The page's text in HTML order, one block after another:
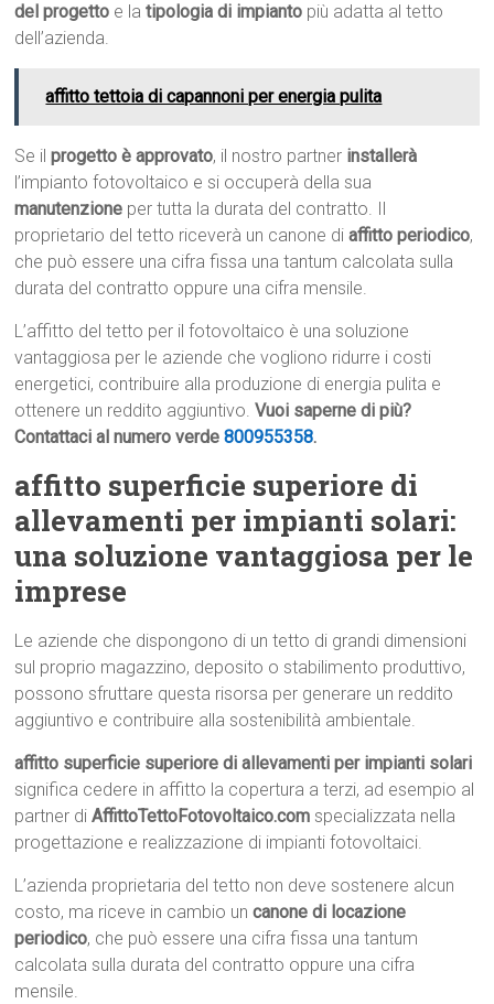
del progetto e latipologia di impianto più adatta al tetto
dell’azienda.
affitto tettoia di capannoni per energia pulita
Se ilprogetto è approvato, il nostro partner installerà
l’impianto fotovoltaico e si occuperà della sua
manutenzione per tutta la durata del contratto. Il
proprietario del tetto riceverà un canone diaffitto periodico,
che può essere una cifra fissa una tantum calcolata sulla
durata del contratto oppure una cifra mensile.
L’affitto del tetto per il fotovoltaico è una soluzione
vantaggiosa per le aziende che vogliono ridurre i costi
energetici, contribuire alla produzione di energia pulita e
ottenere un reddito aggiuntivo.Vuoi saperne di più?
Contattaci al numero verde800955358.
affitto superficie superiore di
allevamenti per impianti solari:
una soluzione vantaggiosa per le
imprese
Le aziende che dispongono di un tetto di grandi dimensioni
sul proprio magazzino, deposito o stabilimento produttivo,
possono sfruttare questa risorsa per generare un reddito
aggiuntivo e contribuire alla sostenibilità ambientale.
affitto superficie superiore di allevamenti per impianti solari
significa cedere in affitto la copertura a terzi, ad esempio al
partner diAffittoTettoFotovoltaico.com specializzata nella
progettazione e realizzazione di impianti fotovoltaici.
L’azienda proprietaria del tetto non deve sostenere alcun
costo, ma riceve in cambio uncanone di locazione
periodico, che può essere una cifra fissa una tantum
calcolata sulla durata del contratto oppure una cifra
mensile.